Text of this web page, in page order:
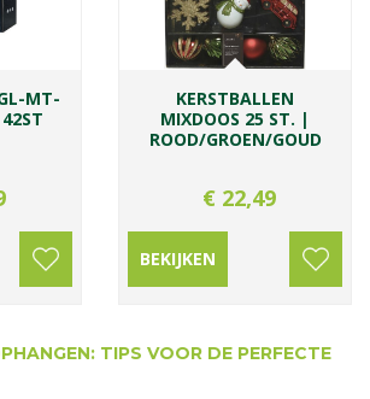
MT-
KERSTBALLEN
MIXDOOS 25 ST. |
ROOD/GROEN/GOUD
€ 22,49
BEKIJKEN
TIPS VOOR DE PERFECTE